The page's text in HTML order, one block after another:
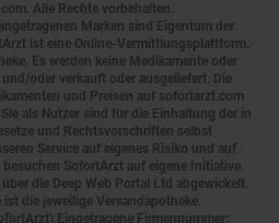
. Alle Rechte vorbehalten.
Marken sind Eigentum der
ist eine Online-Vermittlungsplattform.
Es werden keine Medikamente oder
oder verkauft oder ausgeliefert. Die
und Preisen auf sofortarzt.com
als Nutzer sind für die Einhaltung der in
und Rechtsvorschriften selbst
Service auf eigenes Risiko und auf
SofortArzt auf eigene Initiative.
die Deep Web Portal Ltd abgewickelt.
die jeweilige Versandapotheke.
Firmennummer: